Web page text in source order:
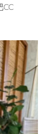
CC